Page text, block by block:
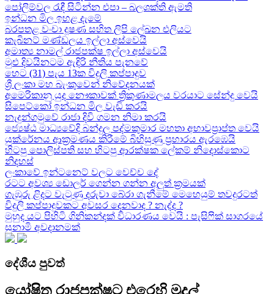
පෝලිම්වල රැඳී සිටින්න එපා – බලශක්ති ඇමති
ඉන්ධන මිල ඉහළ දැමේ
බරපතළ වංචා දූෂණ සහිත ලිපි ලේඛන එලියට
කැබිනට් මණ්ඩලය ඉල්ලා අස්වෙයි
අමාත්‍ය නාමල් රාජපක්ෂ ඉල්ලා අස්වෙයි
මුළු දිවයිනටම ඇඳිරි නීතිය පැනවේ
හෙට (31) පැය 13ක විදුලි කප්පාදුව
ශ්‍රී ලංකා මහ බැංකුවෙන් නිවේදනයක්
අමෙරිකානු යුද නෞකාවක් ත්‍රිකුණාමලය වරයාට සේන්දු වෙයි
සිපෙට්කෝ ඉන්ධන මිල වැඩි කරයි
නැදුන්ගමුවේ රාජා දිවි ගමන නිමා කරයි
ජ්‍යෙෂ්ඨ මාධ්‍යවේදි බන්දුල පද්මකුමාර මහතා අභාවප්‍රාප්ත වෙයි
යුක්රේනය ආක්‍රමණය කිරීමේ බිහිසුණු ප්‍රහාරය ඇරඹෙයි
හිටපු පොලිස්පති සහ හිටපු ආරක්ෂක ලේකම් නිදොස්කොට
නිදහස්
ලංකාවේ ඉන්ටනෙට් වලට වෙච්ච දේ
රටට අවශ්‍ය ඩොලර් ගෙන්න ගන්න අලුත් ක්‍රමයක්
ගැඹුරු ළිදට වැටුණු දරුවා බේරා ගැනීමේ මෙහෙයුම් තවදුරටත්
විදුලි කප්පාදුවකට අවසර දෙනවාද ? නැද්ද ?
මුහුද යට පිහිටි ගිනිකන්දක් විධාරණය වෙයි : පැසිෆික් සාගරයේ
සුනාමි අවදානමක්
දේශීය පුවත්
යෝෂිත රාජපක්ෂට එරෙහි මුදල්